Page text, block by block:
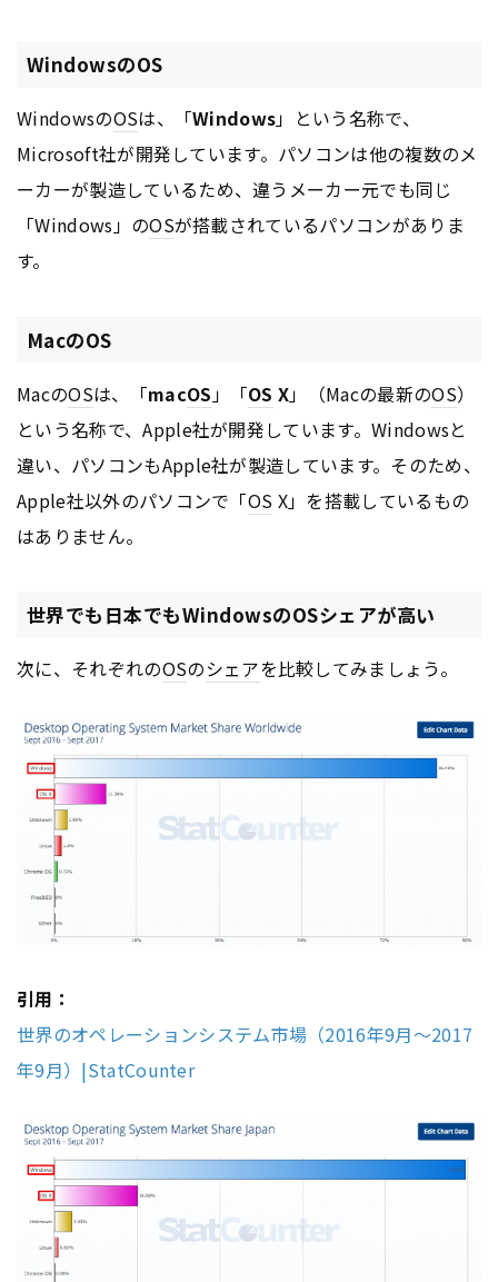
WindowsのOS
WindowsのOSは、「Windows」という名称で、
Microsoft社が開発しています。パソコンは他の複数のメ
ーカーが製造しているため、違うメーカー元でも同じ
「Windows」のOSが搭載されているパソコンがありま
す。
MacのOS
MacのOSは、「macOS 」「OS X」（Macの最新のOS）
という名称で、Apple社が開発しています。Windowsと
違い、パソコンもApple社が製造しています。そのため、
Apple社以外のパソコンで「OS X」を搭載しているもの
はありません。
世界でも日本でもWindowsのOSシェアが高い
次に、それぞれのOSのシェアを比較してみましょう。
引用：
世界のオペレーションシステム市場（2016年9月〜2017
年9月）|StatCounter